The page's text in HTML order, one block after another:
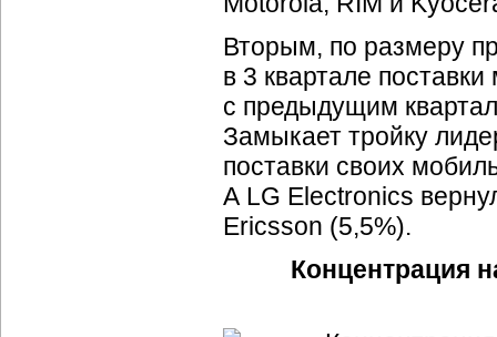
Вторым, по размеру
в 3 квартале
с предыдущим
Замыкает тройку
поставки своих
А LG Electronics
Ericsson (5,5%).
Концентрация